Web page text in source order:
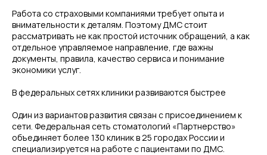
Работа со страховыми компаниями требует опыта и
внимательности к деталям. Поэтому ДМС стоит
рассматривать не как простой источник обращений, а как
отдельное управляемое направление, где важны
документы, правила, качество сервиса и понимание
экономики услуг.
В федеральных сетях клиники развиваются быстрее
Один из вариантов развития связан с присоединением к
сети. Федеральная сеть стоматологий «Партнерство»
объединяет более 130 клиник в 25 городах России и
специализируется на работе с пациентами по ДМС.